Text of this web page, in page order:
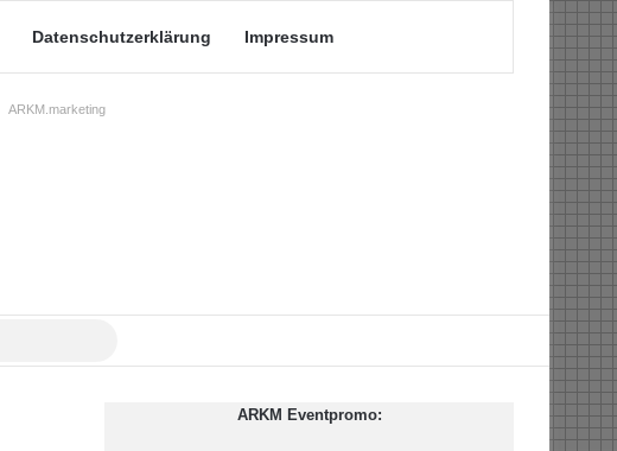
Datenschutzerklärung Impressum
ARKM.marketing
ARKM Eventpromo: